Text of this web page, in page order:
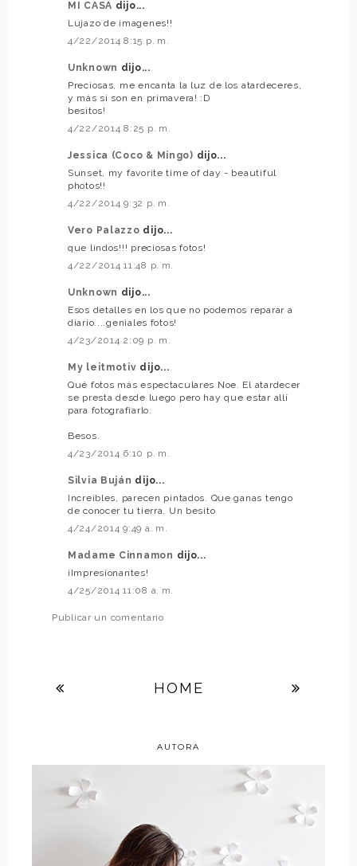
MI CASA dijo...
Lujazo de imagenes!!
4/22/2014 8:15 p. m.
Unknown dijo...
Preciosas, me encanta la luz de los atardeceres,
y más si son en primavera! :D
besitos!
4/22/2014 8:25 p. m.
Jessica (Coco & Mingo) dijo...
Sunset, my favorite time of day - beautiful
photos!!
4/22/2014 9:32 p. m.
Vero Palazzo dijo...
que lindos!!! preciosas fotos!
4/22/2014 11:48 p. m.
Unknown dijo...
Esos detalles en los que no podemos reparar a
diario....geniales fotos!
4/23/2014 2:09 p. m.
My leitmotiv dijo...
Qué fotos más espectaculares Noe. El atardecer
se presta desde luego pero hay que estar allí
para fotografiarlo.
Besos.
4/23/2014 6:10 p. m.
Silvia Buján dijo...
Increíbles, parecen pintados. Que ganas tengo
de conocer tu tierra. Un besito
4/24/2014 9:49 a. m.
Madame Cinnamon dijo...
¡Impresionantes!
4/25/2014 11:08 a. m.
Publicar un comentario
HOME
AUTORA